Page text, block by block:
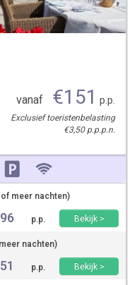
vanaf €151 p.p.
Exclusief toeristenbelasting
€3,50 p.p.p.n.
meer nachten)
p.p.
Bekijk >
nachten)
p.p.
Bekijk >